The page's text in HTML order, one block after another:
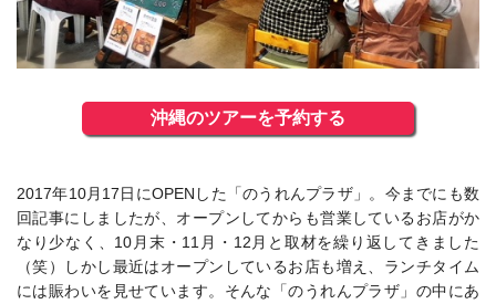
沖縄のツアーを予約する
2017年10月17日にOPENした「のうれんプラザ」。今までにも数
回記事にしましたが、オープンしてからも営業しているお店がか
なり少なく、10月末・11月・12月と取材を繰り返してきました
（笑）しかし最近はオープンしているお店も増え、ランチタイム
には賑わいを見せています。そんな「のうれんプラザ」の中にあ